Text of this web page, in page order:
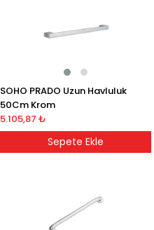
SOHO PRADO Uzun Havluluk
50Cm Krom
5.105,87 ₺
Sepete Ekle